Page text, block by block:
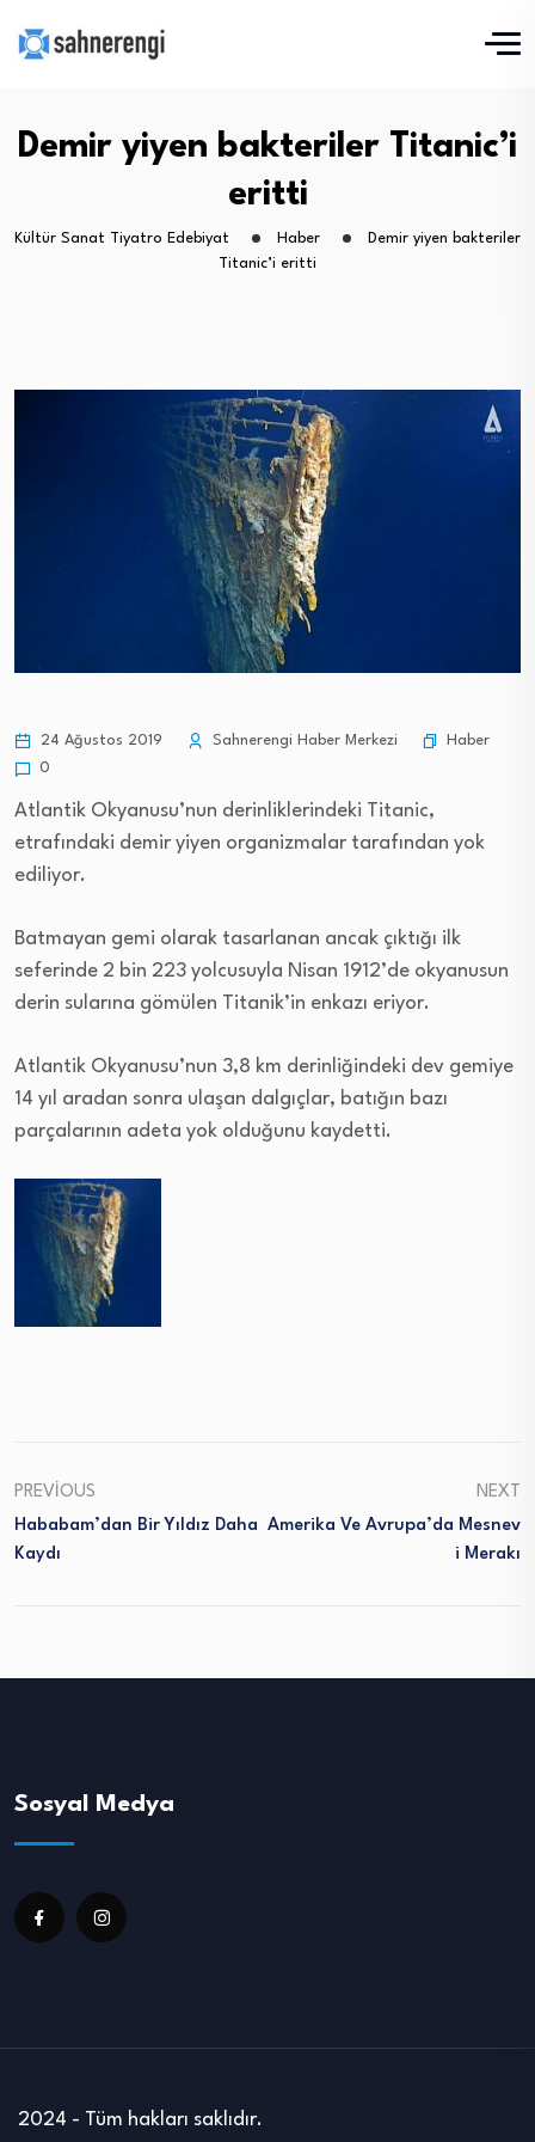
Demir yiyen bakteriler Titanic’i
eritti
Kültür Sanat Tiyatro Edebiyat Haber
Demir yiyen bakteriler
Titanic’i eritti
24 Ağustos 2019 Sahnerengi Haber Merkezi
Haber
0
Atlantik Okyanusu’nun derinliklerindeki Titanic,
etrafındaki demir yiyen organizmalar tarafından yok
ediliyor.
Batmayan gemi olarak tasarlanan ancak çıktığı ilk
seferinde 2 bin 223 yolcusuyla Nisan 1912’de okyanusun
derin sularına gömülen Titanik’in enkazı eriyor.
Atlantik Okyanusu’nun 3,8 km derinliğindeki dev gemiye
14 yıl aradan sonra ulaşan dalgıçlar, batığın bazı
parçalarının adeta yok olduğunu kaydetti.
PREVIOUS
Hababam’dan Bir Yıldız Daha
Kaydı
NEXT
Amerika Ve Avrupa’da Mesnev
I Merakı
Sosyal Medya
2024 - Tüm hakları saklıdır.